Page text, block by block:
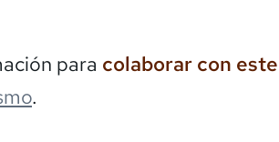
para colaborar con
.